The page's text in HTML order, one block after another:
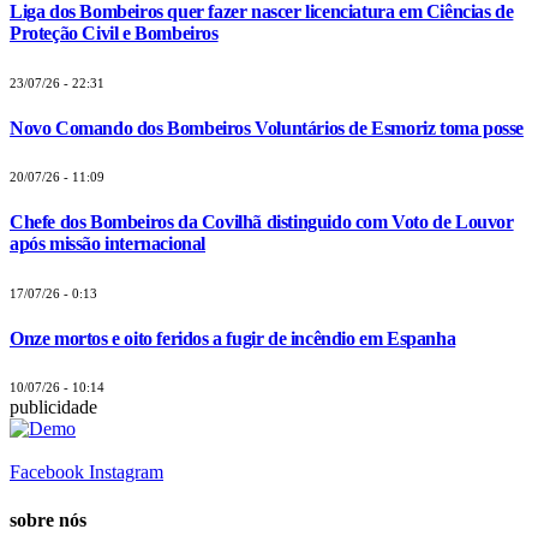
Liga dos Bombeiros quer fazer nascer licenciatura em Ciências de
Proteção Civil e Bombeiros
23/07/26 - 22:31
Novo Comando dos Bombeiros Voluntários de Esmoriz toma posse
20/07/26 - 11:09
Chefe dos Bombeiros da Covilhã distinguido com Voto de Louvor
após missão internacional
17/07/26 - 0:13
Onze mortos e oito feridos a fugir de incêndio em Espanha
10/07/26 - 10:14
publicidade
Facebook Instagram
sobre nós